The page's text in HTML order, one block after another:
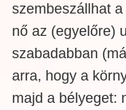
szembeszállhat a
nő az (egyelőre)
szabadabban
arra, hogy a
majd a bélyeget: